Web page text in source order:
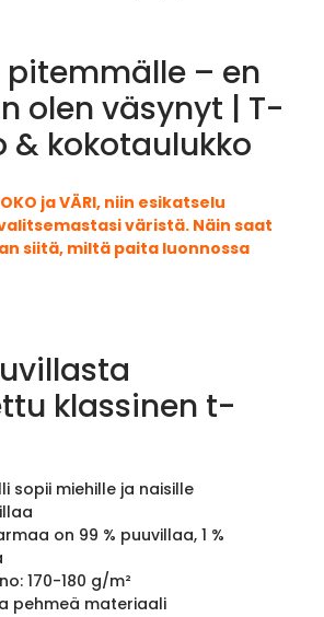
pitemmälle – en
olen väsynyt | T-
& kokotaulukko
ja VÄRI, niin esikatselu
väristä. Näin saat
siitä, miltä paita luonnossa
klassinen t-
sopii miehille ja naisille
on 99 % puuvillaa, 1 %
170-180 g/m²
pehmeä materiaali